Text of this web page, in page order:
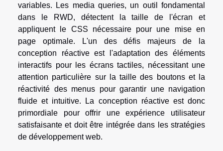
variables. Les media queries, un outil fondamental
dans le RWD, détectent la taille de l'écran et
appliquent le CSS nécessaire pour une mise en
page optimale. L'un des défis majeurs de la
conception réactive est l'adaptation des éléments
interactifs pour les écrans tactiles, nécessitant une
attention particulière sur la taille des boutons et la
réactivité des menus pour garantir une navigation
fluide et intuitive. La conception réactive est donc
primordiale pour offrir une expérience utilisateur
satisfaisante et doit être intégrée dans les stratégies
de développement web.